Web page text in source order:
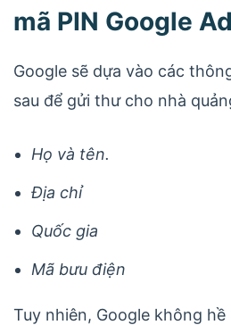
mã PIN Google
Google sẽ dựa vào các
sau để gửi thư cho nhà
Họ và tên.
Địa chỉ
Quốc gia
Mã bưu điện
Tuy nhiên, Google không